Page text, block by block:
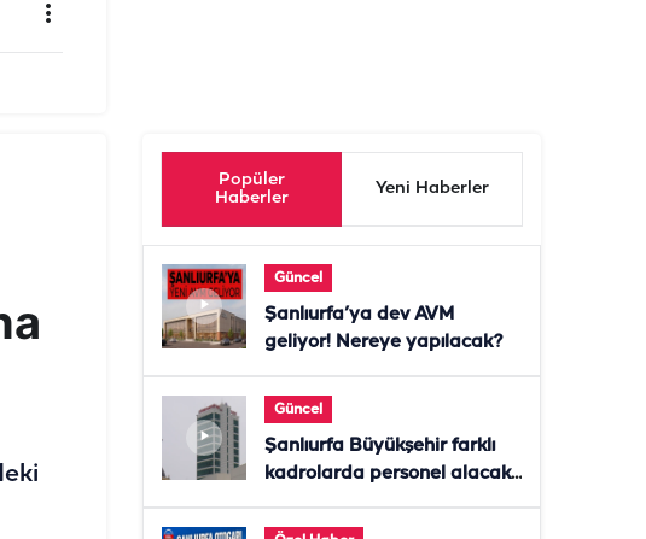
Popüler
Haberler
Yeni Haberler
Güncel
Şanlıurfa’ya dev AVM
geliyor! Nereye yapılacak?
Güncel
Şanlıurfa Büyükşehir farklı
kadrolarda personel alacak!